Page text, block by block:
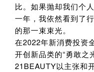
比。如果抛却我们个
一年，我依然看到了
的那一束束光。
在2022年新消费投资
开创新品类的“勇敢之
21BEAUTY以主张和